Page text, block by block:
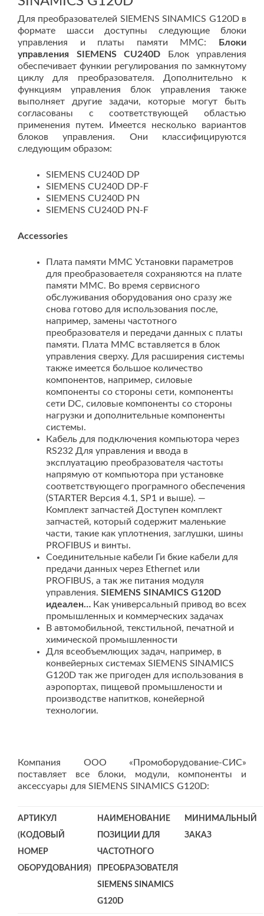
Для преобразователей SIEMENS SINAMICS G120D в
формате шасси доступны следующие блоки
управления и платы памяти MMC:
Блоки
управления SIEMENS CU240D Блок управления
обеспечивает функии регулирования по замкнутому
циклу для преобразователя. Дополнительно к
функциям управления блок управления также
выполняет другие задачи, которые могут быть
согласованы с соответствующей областью
применения путем. Имеется несколько вариантов
блоков управления. Они классифицируются
следующим образом:
SIEMENS CU240D DP
SIEMENS CU240D DP-F
SIEMENS CU240D PN
SIEMENS CU240D PN-F
Accessories
Плата памяти MMC Установки параметров
для преобразоваетеля сохраняются на плате
памяти MMC. Во время сервисного
обслуживания оборудования оно сразу же
снова готово для использования после,
например, замены частотного
преобразователя и передачи данных с платы
памяти. Плата MMC вставляется в блок
управления сверху. Для расширения системы
также имеется большое количество
компонентов, например, силовые
компоненты со стороны сети, компоненты
сети DC, силовые компоненты со стороны
нагрузки и дополнительные компоненты
системы.
Кабель для подключения компьютора через
RS232 Для управления и ввода в
эксплуатацию преобразователя частоты
напрямую от компьютора при установке
соответствующего програмного обеспечения
(STARTER Версия 4.1, SP1 и выше). —
Комплект запчастей Доступен комплект
запчастей, который содержит маленькие
части, такие как уплотнения, заглушки, шины
PROFIBUS и винты.
Соединительные кабели Ги бкие кабели для
предачи данных через Ethernet или
PROFIBUS, а так же питания модуля
управления. SIEMENS SINAMICS G120D
идеален… Как универсальный привод во всех
промышленных и коммерческих задачах
В автомобильной, текстильной, печатной и
химической промышленности
Для всеобъемлющих задач, например, в
конвейерных системах SIEMENS SINAMICS
G120D так же пригоден для использования в
аэропортах, пищевой промышлености и
производстве напитков, конейерной
технологии.
Компания ООО «Промоборудование-СИС»
поставляет все блоки, модули, компоненты и
аксессуары для SIEMENS SINAMICS G120D:
АРТИКУЛ
(КОДОВЫЙ
НОМЕР
ОБОРУДОВАНИЯ)
НАИМЕНОВАНИЕ
ПОЗИЦИИ ДЛЯ
ЧАСТОТНОГО
ПРЕОБРАЗОВАТЕЛЯ
SIEMENS SINAMICS
G120D
МИНИМАЛЬНЫЙ
ЗАКАЗ